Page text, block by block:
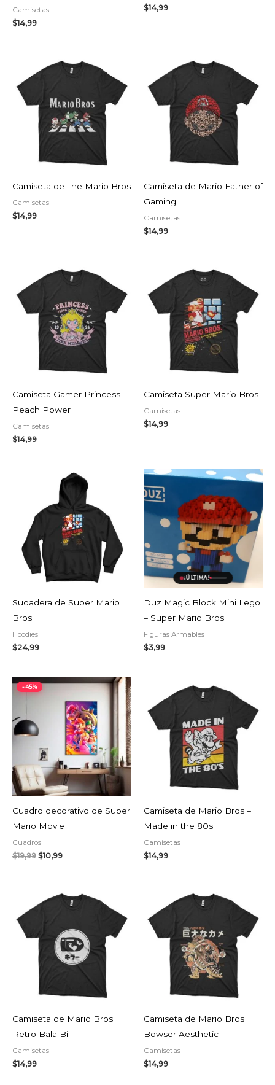
Camisetas
$14,99
$14,99
Camiseta de The Mario Bros
Camisetas
$14,99
Camiseta de Mario Father of
Gaming
Camisetas
$14,99
Camiseta Gamer Princess
Peach Power
Camisetas
$14,99
Camiseta Super Mario Bros
Camisetas
$14,99
Sudadera de Super Mario
Bros
Hoodies
$24,99
¡ÚLTIMA!
Duz Magic Block Mini Lego
– Super Mario Bros
Figuras Armables
$3,99
-45%
AGOTADO
Cuadro decorativo de Super
Mario Movie
Cuadros
$19,99
El
precio
original
$10,99
El
actual
es:
$10,99.
Camiseta de Mario Bros –
Made in the 80s
Camisetas
$14,99
Camiseta de Mario Bros
Retro Bala Bill
Camisetas
$14,99
Camiseta de Mario Bros
Bowser Aesthetic
Camisetas
$14,99